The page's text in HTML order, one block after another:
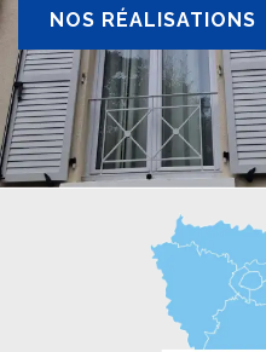
NOS RÉALISATIONS